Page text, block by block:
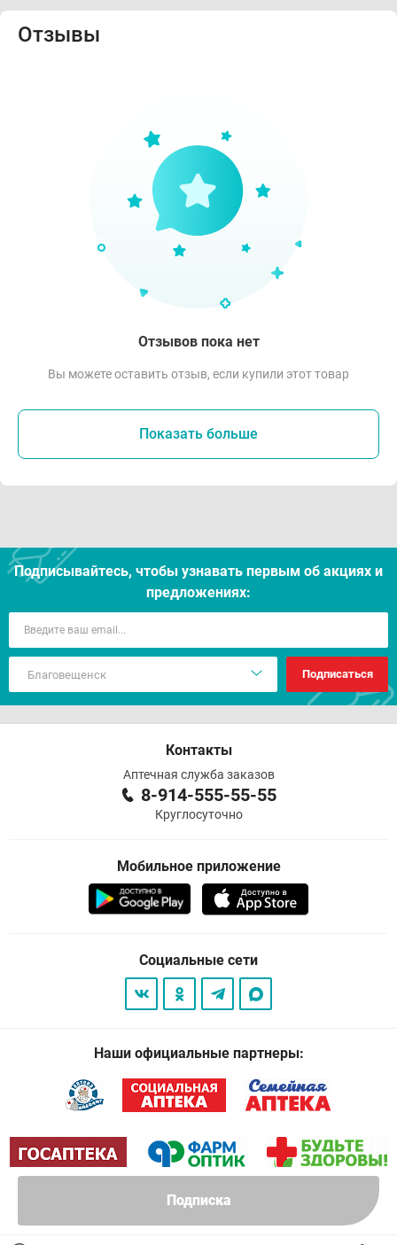
Подписка
Отзывы
Отзывов пока нет
Вы можете оставить отзыв, если купили этот товар
Показать больше
Подписывайтесь, чтобы узнавать первым об акцияx и
предложениях:
Подписаться
Контакты
Аптечная служба заказов
8-914-555-55-55
Круглосуточно
Мобильное приложение
Социальные сети
Наши официальные партнеры: